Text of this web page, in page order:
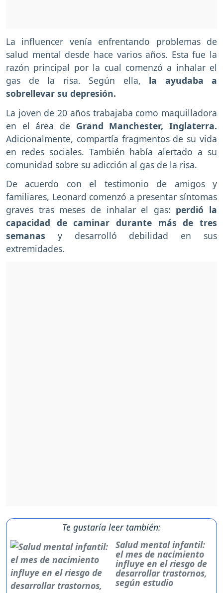
La influencer venía enfrentando problemas de
salud mental desde hace varios años. Esta fue la
razón principal por la cual comenzó a inhalar el
gas de la risa. Según ella, la ayudaba a
sobrellevar su depresión.
La joven de 20 años trabajaba como maquilladora
en el área de Grand Manchester, Inglaterra.
Adicionalmente, compartía fragmentos de su vida
en redes sociales. También había alertado a su
comunidad sobre su adicción al gas de la risa.
De acuerdo con el testimonio de amigos y
familiares, Leonard comenzó a presentar síntomas
graves tras meses de inhalar el gas: perdió la
capacidad de caminar durante más de tres
semanas y desarrolló debilidad en sus
extremidades.
Te gustaría leer también:
Salud mental infantil:
el mes de nacimiento
influye en el riesgo de
desarrollar trastornos,
según estudio